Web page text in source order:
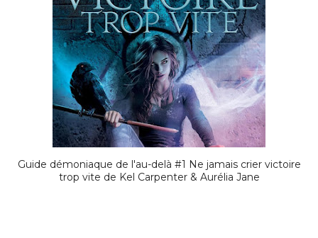
Guide démoniaque de l'au-delà #1 Ne jamais crier victoire
trop vite de Kel Carpenter & Aurélia Jane